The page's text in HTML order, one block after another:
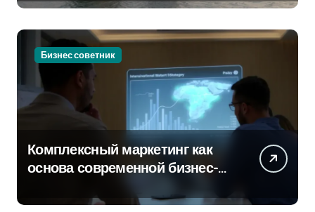
Бизнес советник
Комплексный маркетинг как
основа современной бизнес-